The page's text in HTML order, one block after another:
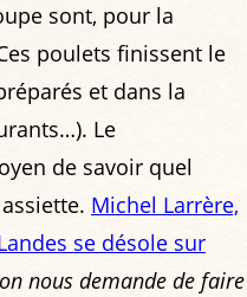
sont, pour la
poulets finissent le
et dans la
Le
de savoir quel
Michel Larrère,
se désole sur
nous demande de faire